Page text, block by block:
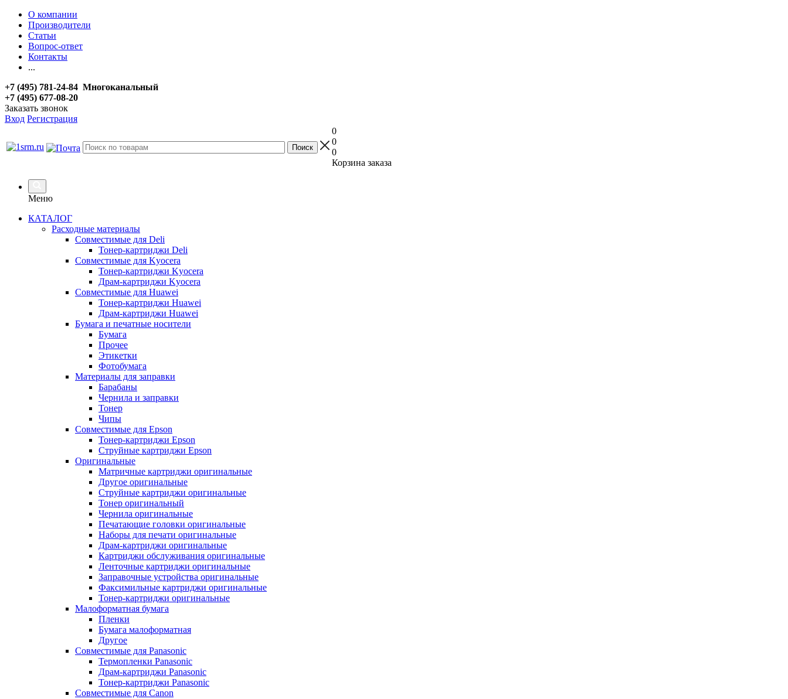
О компании
Производители
Статьи
Вопрос-ответ
Контакты
...
+7 (495) 781-24-84 Многоканальный
+7 (495) 677-08-20
Заказать звонок
Вход Регистрация
0
0
0
Корзина заказа
Меню
КАТАЛОГ
Расходные материалы
Совместимые для Deli
Тонер-картриджи Deli
Совместимые для Kyocera
Тонер-картриджи Kyocera
Драм-картриджи Kyocera
Совместимые для Huawei
Тонер-картриджи Huawei
Драм-картриджи Huawei
Бумага и печатные носители
Бумага
Прочее
Этикетки
Фотобумага
Материалы для заправки
Барабаны
Чернила и заправки
Тонер
Чипы
Совместимые для Epson
Тонер-картриджи Epson
Струйные картриджи Epson
Оригинальные
Матричные картриджи оригинальные
Другое оригинальные
Струйные картриджи оригинальные
Тонер оригинальный
Чернила оригинальные
Печатающие головки оригинальные
Наборы для печати оригинальные
Драм-картриджи оригинальные
Картриджи обслуживания оригинальные
Ленточные картриджи оригинальные
Заправочные устройства оригинальные
Факсимильные картриджи оригинальные
Тонер-картриджи оригинальные
Малоформатная бумага
Пленки
Бумага малоформатная
Другое
Совместимые для Panasonic
Термопленки Panasonic
Драм-картриджи Panasonic
Тонер-картриджи Panasonic
Совместимые для Canon